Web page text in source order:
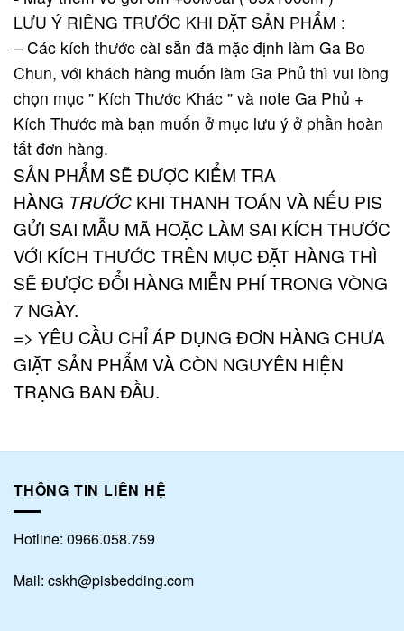
LƯU Ý RIÊNG TRƯỚC KHI ĐẶT SẢN PHẨM :
– Các kích thước cài sẵn đã mặc định làm Ga Bo
Chun, với khách hàng muốn làm Ga Phủ thì vui lòng
chọn mục ” Kích Thước Khác ” và note Ga Phủ +
Kích Thước mà bạn muốn ở mục lưu ý ở phần hoàn
tất đơn hàng.
SẢN PHẨM SẼ ĐƯỢC KIỂM TRA
HÀNG TRƯỚC KHI THANH TOÁN VÀ NẾU PIS
GỬI SAI MẪU MÃ HOẶC LÀM SAI KÍCH THƯỚC
VỚI KÍCH THƯỚC TRÊN MỤC ĐẶT HÀNG THÌ
SẼ ĐƯỢC ĐỔI HÀNG MIỄN PHÍ TRONG VÒNG
7 NGÀY.
=> YÊU CẦU CHỈ ÁP DỤNG ĐƠN HÀNG CHƯA
GIẶT SẢN PHẨM VÀ CÒN NGUYÊN HIỆN
TRẠNG BAN ĐẦU.
THÔNG TIN LIÊN HỆ
Hotline: 0966.058.759
Mail: cskh@pisbedding.com